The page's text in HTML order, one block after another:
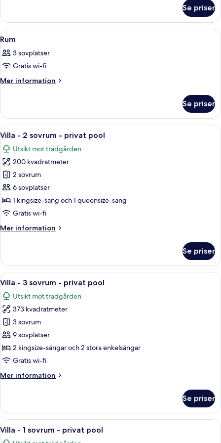
Se priser
Öppna
alla
foton
för
Rum
Minibar, värdeförvaringsskåp på
7
Rum
3 sovplatser
Gratis wi-fi
Mer information
Mer
Se priser
Öppna
alla
foton
för
Villa
-
2
sovrum
privat
Ett modernt hus i två våningar med
16
Villa - 2 sovrum - privat pool
Utsikt mot trädgården
200 kvadratmeter
2 sovrum
6 sovplatser
1 kingsize-säng och 1 queensize-säng
Gratis wi-fi
Mer information
Mer
-
sovrum
privat
pool
Se priser
Öppna
alla
foton
för
Villa
-
3
sovrum
privat
Ett modernt bostadsområde med
16
Villa - 3 sovrum - privat pool
Utsikt mot trädgården
373 kvadratmeter
3 sovrum
9 sovplatser
2 kingsize-sängar och 2 stora enkelsängar
Gratis wi-fi
Mer information
Mer
-
sovrum
Se priser
Öppna
alla
En gång som kantas av stora
9
Villa - 1 sovrum - privat pool